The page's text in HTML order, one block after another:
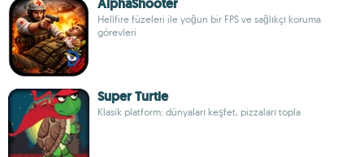
AlphaShooter
Hellfire füzeleri ile yoğun bir FPS ve sağlıkçı koruma
görevleri
Super Turtle
Klasik platform: dünyaları keşfet, pizzaları topla